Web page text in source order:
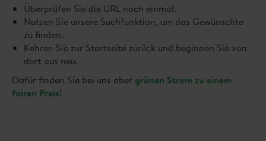
Überprüfen Sie die URL noch einmal.
Nutzen Sie unsere Suchfunktion, um das Gewünschte
zu finden.
Kehren Sie zur Startseite zurück und beginnen Sie von
dort aus neu.
Dafür finden Sie bei uns aber grünen Strom zu einem
fairen Preis!